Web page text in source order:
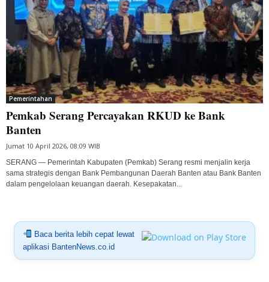
Pemerintahan
Pemkab Serang Percayakan RKUD ke Bank
Banten
Jumat 10 April 2026, 08:09 WIB
SERANG — Pemerintah Kabupaten (Pemkab) Serang resmi menjalin kerja
sama strategis dengan Bank Pembangunan Daerah Banten atau Bank Banten
dalam pengelolaan keuangan daerah. Kesepakatan...
Baca berita lebih cepat lewat
aplikasi BantenNews.co.id